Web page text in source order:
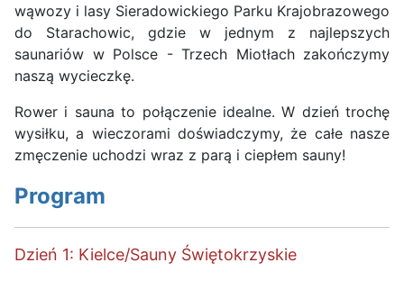
wąwozy i lasy Sieradowickiego Parku Krajobrazowego
do Starachowic, gdzie w jednym z najlepszych
saunariów w Polsce - Trzech Miotłach zakończymy
naszą wycieczkę.
Rower i sauna to połączenie idealne. W dzień trochę
wysiłku, a wieczorami doświadczymy, że całe nasze
zmęczenie uchodzi wraz z parą i ciepłem sauny!
Program
Dzień 1: Kielce/Sauny Świętokrzyskie